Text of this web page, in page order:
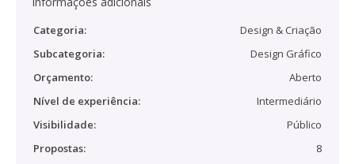
Categoria:
Design & Criação
Subcategoria:
Design Gráfico
Orçamento:
Aberto
Nível de experiência:
Intermediário
Visibilidade:
Público
Propostas:
8